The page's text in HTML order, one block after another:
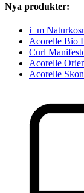
Nya produkter:
i+m
Acorelle Bio
Curl
Acorelle
Acorelle